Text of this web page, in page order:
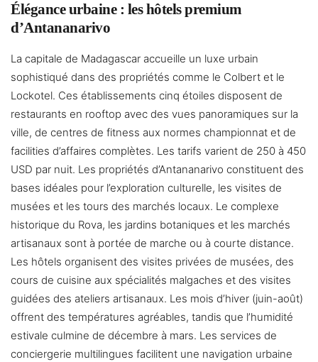
Élégance urbaine : les hôtels premium
d’Antananarivo
La capitale de Madagascar accueille un luxe urbain
sophistiqué dans des propriétés comme le Colbert et le
Lockotel. Ces établissements cinq étoiles disposent de
restaurants en rooftop avec des vues panoramiques sur la
ville, de centres de fitness aux normes championnat et de
facilities d’affaires complètes. Les tarifs varient de 250 à 450
USD par nuit. Les propriétés d’Antananarivo constituent des
bases idéales pour l’exploration culturelle, les visites de
musées et les tours des marchés locaux. Le complexe
historique du Rova, les jardins botaniques et les marchés
artisanaux sont à portée de marche ou à courte distance.
Les hôtels organisent des visites privées de musées, des
cours de cuisine aux spécialités malgaches et des visites
guidées des ateliers artisanaux. Les mois d’hiver (juin-août)
offrent des températures agréables, tandis que l’humidité
estivale culmine de décembre à mars. Les services de
conciergerie multilingues facilitent une navigation urbaine